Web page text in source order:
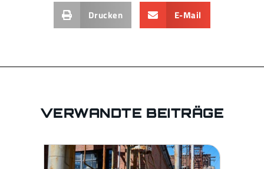
Drucken E-Mail
VERWANDTE BEITRÄGE